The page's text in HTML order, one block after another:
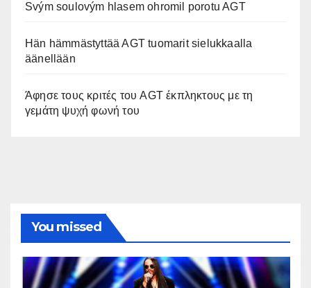
Svým soulovým hlasem ohromil porotu AGT
Hän hämmästyttää AGT tuomarit sielukkaalla
äänellään
Άφησε τους κριτές του AGT έκπληκτους με τη
γεμάτη ψυχή φωνή του
You missed